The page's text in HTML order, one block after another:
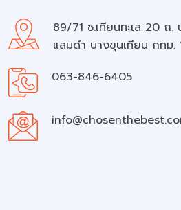
89/71 ซ.เทียนทะเล 20 ถ.
แสมดำ บางขุนเทียน กทม.
063-846-6405